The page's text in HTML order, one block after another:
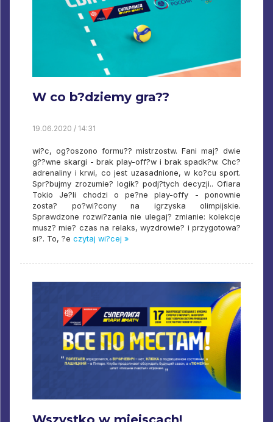
W co b?dziemy gra??
19.06.2020 / 14:31
wi?c, og?oszono formu?? mistrzostw. Fani maj? dwie
g??wne skargi - brak play-off?w i brak spadk?w. Chc?
adrenaliny i krwi, co jest uzasadnione, w ko?cu sport.
Spr?bujmy zrozumie? logik? podj?tych decyzji.. Ofiara
Tokio Je?li chodzi o pe?ne play-offy - ponownie
zosta? po?wi?cony na igrzyska olimpijskie.
Sprawdzone rozwi?zania nie ulegaj? zmianie: kolekcje
musz? mie? czas na relaks, wyzdrowie? i przygotowa?
si?. To, ?e czytaj wi?cej »